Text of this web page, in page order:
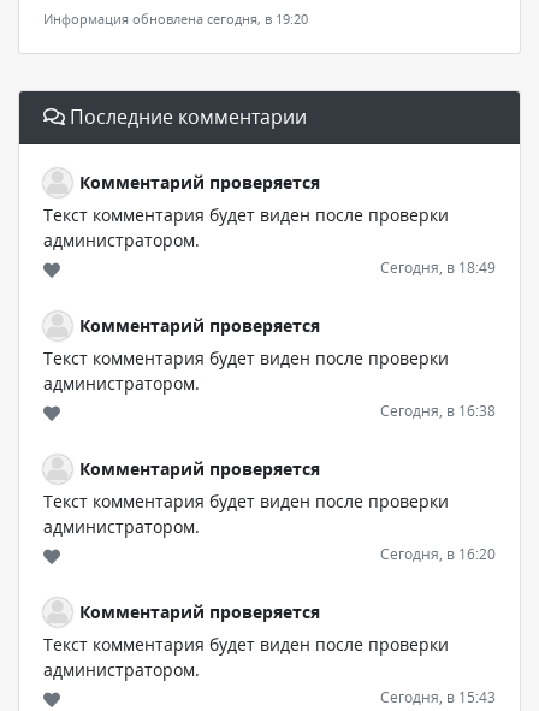
Информация обновлена сегодня, в 19:20
Последние комментарии
Комментарий проверяется
Текст комментария будет виден после проверки
администратором.
Сегодня, в 18:49
Комментарий проверяется
Текст комментария будет виден после проверки
администратором.
Сегодня, в 16:38
Комментарий проверяется
Текст комментария будет виден после проверки
администратором.
Сегодня, в 16:20
Комментарий проверяется
Текст комментария будет виден после проверки
администратором.
Сегодня, в 15:43